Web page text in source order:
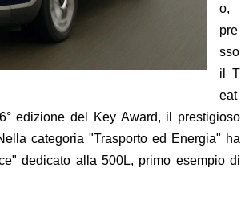
o,
pre
sso
il T
eat
edizione del Key Award, il prestigioso
categoria "Trasporto ed Energia" ha
dedicato alla 500L, primo esempio di